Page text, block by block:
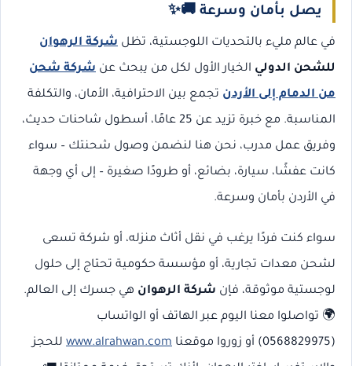
يصل بأمان وسرعة 🚚✨
في عالم مليء بالتحديات اللوجستية، تظل شركة الرهوان
للشحن الدولي الخيار الأول لكل من يبحث عن شركة شحن
من الدمام إلى الأردن تجمع بين الاحترافية، الأمان، والتكلفة
المناسبة. مع خبرة تزيد عن 25 عامًا، أسطول شاحنات حديث،
وفريق عمل مدرب، نحن هنا لنضمن وصول شحنتك – سواء
كانت عفشًا، سيارة، بضائع، أو طرودًا صغيرة – إلى أي وجهة
في الأردن بأمان وسرعة.
سواء كنت فردًا يرغب في نقل أثاث منزله، أو شركة تسعى
لشحن معدات تجارية، أو مؤسسة حكومية تحتاج إلى حلول
لوجستية موثوقة، فإن شركة الرهوان هي جسرك إلى العالم.
🌍 تواصلوا معنا اليوم عبر الهاتف أو الواتساب
(0568829975) أو زوروا موقعنا
www.alrahwan.com للحجز